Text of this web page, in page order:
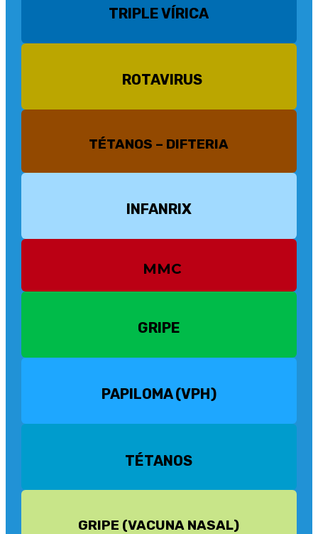
TRIPLE VÍRICA
ROTAVIRUS
TÉTANOS – DIFTERIA
INFANRIX
MMC
GRIPE
PAPILOMA (VPH)
TÉTANOS
GRIPE (VACUNA NASAL)